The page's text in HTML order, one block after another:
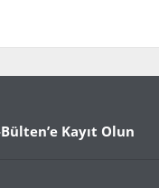
tarafımıza iletebilirsiniz.
Bülten’e Kayıt Olun